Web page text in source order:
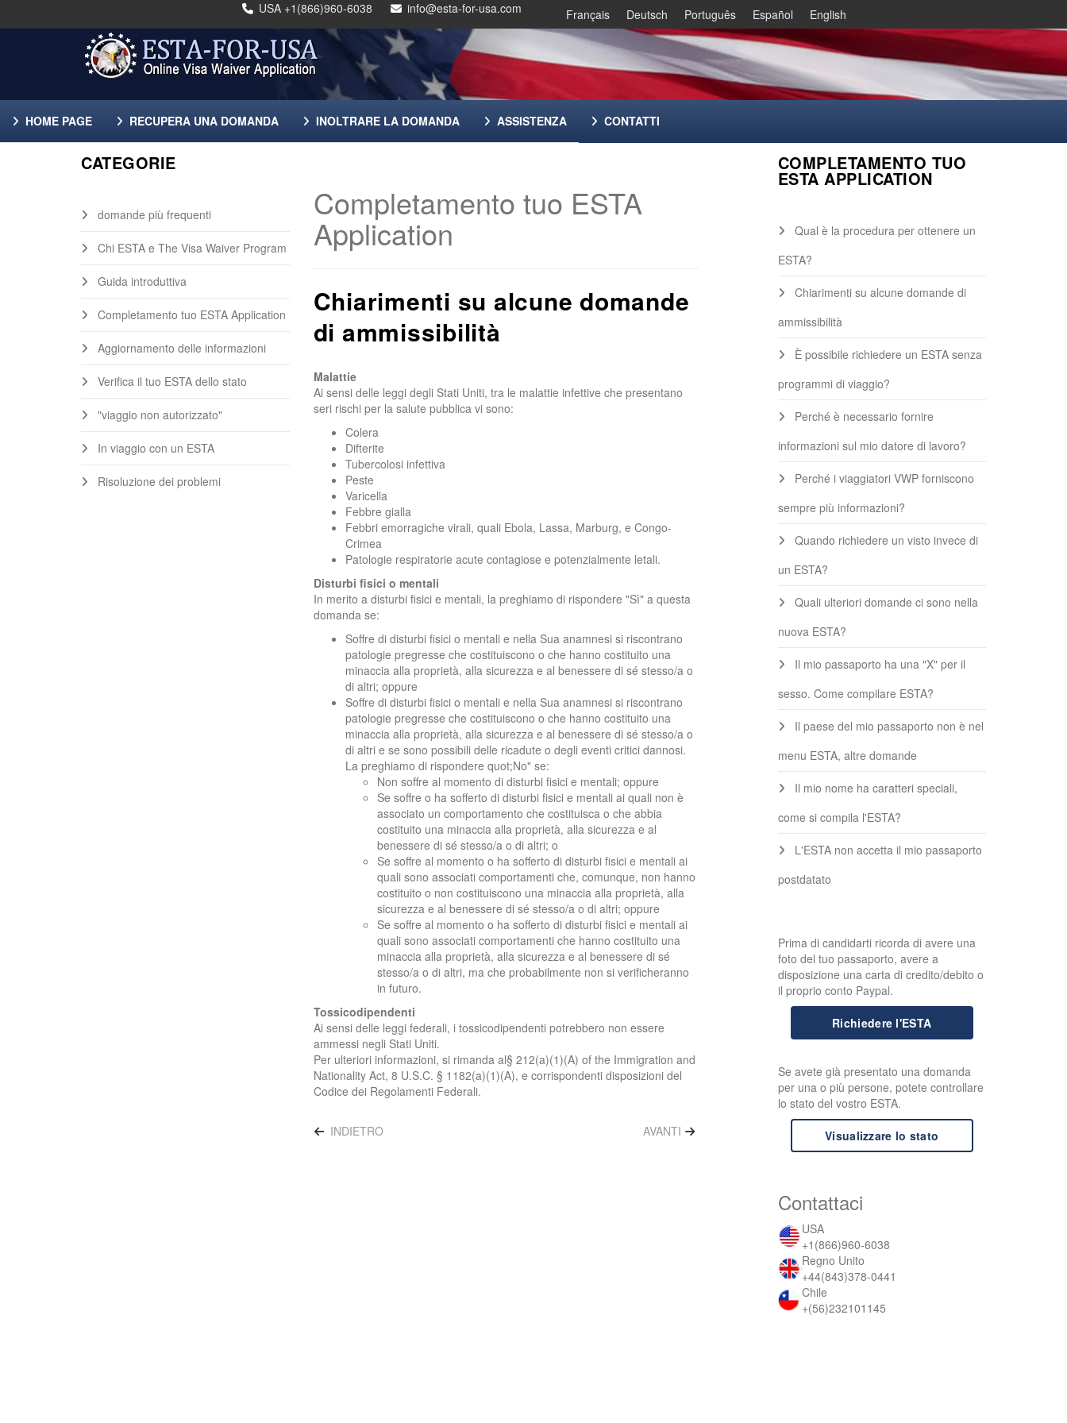
USA +1(866)960-6038 info@esta-for-usa.com Français Deutsch Português Español English
HOME PAGE RECUPERA UNA DOMANDA INOLTRARE LA DOMANDA ASSISTENZA CONTATTI
CATEGORIE
domande più frequenti
Chi ESTA e The Visa Waiver Program
Guida introduttiva
Completamento tuo ESTA Application
Aggiornamento delle informazioni
Verifica il tuo ESTA dello stato
"viaggio non autorizzato"
In viaggio con un ESTA
Risoluzione dei problemi
Completamento tuo ESTA
Application
Chiarimenti su alcune domande
di ammissibilità
Malattie
Ai sensi delle leggi degli Stati Uniti, tra le malattie infettive che presentano
seri rischi per la salute pubblica vi sono:
Colera
Difterite
Tubercolosi infettiva
Peste
Varicella
Febbre gialla
Febbri emorragiche virali, quali Ebola, Lassa, Marburg, e Congo-
Crimea
Patologie respiratorie acute contagiose e potenzialmente letali.
Disturbi fisici o mentali
In merito a disturbi fisici e mentali, la preghiamo di rispondere "Sì" a questa
domanda se:
Soffre di disturbi fisici o mentali e nella Sua anamnesi si riscontrano
patologie pregresse che costituiscono o che hanno costituito una
minaccia alla proprietà, alla sicurezza e al benessere di sé stesso/a o
di altri; oppure
Soffre di disturbi fisici o mentali e nella Sua anamnesi si riscontrano
patologie pregresse che costituiscono o che hanno costituito una
minaccia alla proprietà, alla sicurezza e al benessere di sé stesso/a o
di altri e se sono possibili delle ricadute o degli eventi critici dannosi.
La preghiamo di rispondere quot;No" se:
Non soffre al momento di disturbi fisici e mentali; oppure
Se soffre o ha sofferto di disturbi fisici e mentali ai quali non è
associato un comportamento che costituisca o che abbia
costituito una minaccia alla proprietà, alla sicurezza e al
benessere di sé stesso/a o di altri; o
Se soffre al momento o ha sofferto di disturbi fisici e mentali ai
quali sono associati comportamenti che, comunque, non hanno
costituito o non costituiscono una minaccia alla proprietà, alla
sicurezza e al benessere di sé stesso/a o di altri; oppure
Se soffre al momento o ha sofferto di disturbi fisici e mentali ai
quali sono associati comportamenti che hanno costituito una
minaccia alla proprietà, alla sicurezza e al benessere di sé
stesso/a o di altri, ma che probabilmente non si verificheranno
in futuro.
Tossicodipendenti
Ai sensi delle leggi federali, i tossicodipendenti potrebbero non essere
ammessi negli Stati Uniti.
Per ulteriori informazioni, si rimanda al§ 212(a)(1)(A) of the Immigration and
Nationality Act, 8 U.S.C. § 1182(a)(1)(A), e corrispondenti disposizioni del
Codice dei Regolamenti Federali.
INDIETRO AVANTI
COMPLETAMENTO TUO
ESTA APPLICATION
Qual è la procedura per ottenere un
ESTA?
Chiarimenti su alcune domande di
ammissibilità
È possibile richiedere un ESTA senza
programmi di viaggio?
Perché è necessario fornire
informazioni sul mio datore di lavoro?
Perché i viaggiatori VWP forniscono
sempre più informazioni?
Quando richiedere un visto invece di
un ESTA?
Quali ulteriori domande ci sono nella
nuova ESTA?
Il mio passaporto ha una "X" per il
sesso. Come compilare ESTA?
Il paese del mio passaporto non è nel
menu ESTA, altre domande
Il mio nome ha caratteri speciali,
come si compila l'ESTA?
L'ESTA non accetta il mio passaporto
postdatato
Prima di candidarti ricorda di avere una
foto del tuo passaporto, avere a
disposizione una carta di credito/debito o
il proprio conto Paypal.
Richiedere l'ESTA
Se avete già presentato una domanda
per una o più persone, potete controllare
lo stato del vostro ESTA.
Visualizzare lo stato
Contattaci
USA
+1(866)960-6038
Regno Unito
+44(843)378-0441
Chile
+(56)232101145